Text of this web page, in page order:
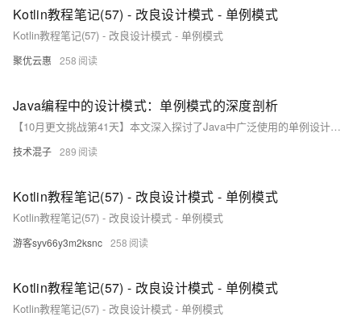
Kotlin教程笔记(57) - 改良设计模式 - 单例模式
Kotlin教程笔记(57) - 改良设计模式 - 单例模式
聚优云惠 258
Java编程中的设计模式：单例模式的深度剖析
【10月更文挑战第41天】本文深入探讨了Java中广泛使用的单例设计模式，旨在通过简明扼要的语言和实际示例，帮助读者理解其核心原理和应用。文章将介绍单例模式的重要性、实现方式以及在实际应用中如何优雅地处理多线程问题。
技术混子 289
Kotlin教程笔记(57) - 改良设计模式 - 单例模式
Kotlin教程笔记(57) - 改良设计模式 - 单例模式
游客syv66y3m2ksnc 258
Kotlin教程笔记(57) - 改良设计模式 - 单例模式
Kotlin教程笔记(57) - 改良设计模式 - 单例模式